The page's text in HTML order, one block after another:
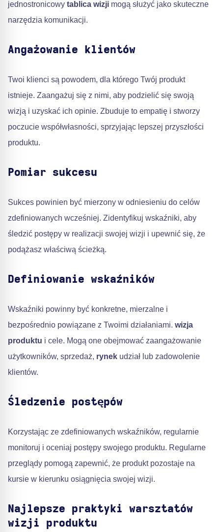
jednostronicowy tablica wizji mogą służyć jako skuteczne
narzędzia komunikacji.
Angażowanie klientów
Twoi klienci są powodem, dla którego Twój produkt
istnieje. Zaangażuj się z nimi, aby podzielić się swoją
wizją i uzyskać ich opinie. Zbuduje to empatię i stworzy
poczucie współwłasności, sprzyjając lepszej przyszłości
produktu.
Pomiar sukcesu
Sukces powinien być mierzony w odniesieniu do celów
zdefiniowanych wcześniej. Zidentyfikuj wskaźniki, aby
śledzić postępy w realizacji swojej wizji i upewnić się, że
podążasz właściwą ścieżką.
Definiowanie wskaźników
Wskaźniki powinny być konkretne, mierzalne i
bezpośrednio powiązane z Twoimi działaniami. wizja
produktu i cele. Mogą one obejmować zaangażowanie
użytkowników, sprzedaż, rynek udział lub zadowolenie
klientów.
Śledzenie postępów
Korzystając ze zdefiniowanych wskaźników, regularnie
monitoruj i oceniaj postępy swojego produktu. Regularne
przeglądy pomogą zapewnić, że produkt pozostaje na
kursie w kierunku osiągnięcia swojej wizji.
Najlepsze praktyki warsztatów
wizji produktu